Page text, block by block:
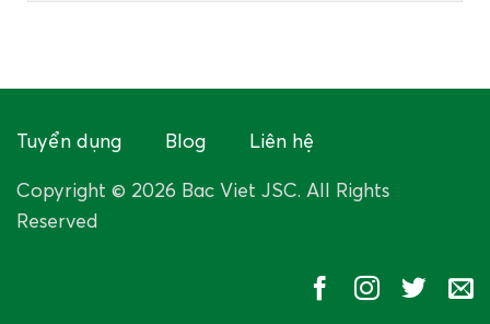
Tuyển dụng Blog Liên hệ
Copyright © 2026 Bac Viet JSC. All Rights
Reserved